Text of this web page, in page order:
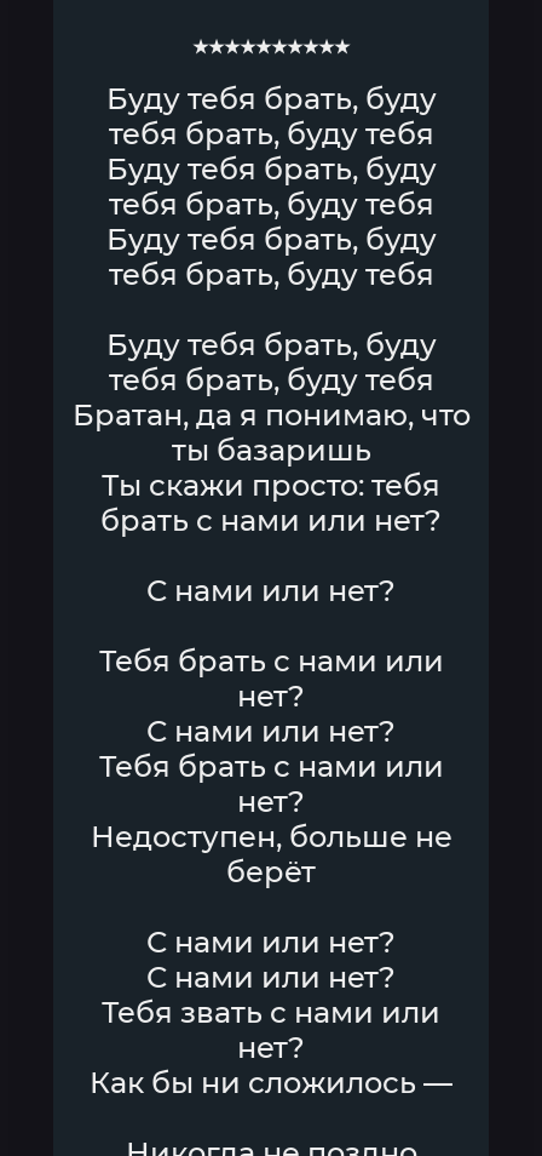
★★★★★★★★★★
Буду тебя брать, буду
тебя брать, буду тебя
Буду тебя брать, буду
тебя брать, буду тебя
Буду тебя брать, буду
тебя брать, буду тебя
Буду тебя брать, буду
тебя брать, буду тебя
Братан, да я понимаю, что
ты базаришь
Ты скажи просто: тебя
брать с нами или нет?
С нами или нет?
Тебя брать с нами или
нет?
С нами или нет?
Тебя брать с нами или
нет?
Недоступен, больше не
берёт
С нами или нет?
С нами или нет?
Тебя звать с нами или
нет?
Как бы ни сложилось —